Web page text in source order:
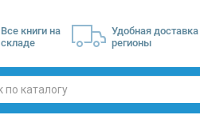
Все книги на
складе
Удобная доставка
регионы